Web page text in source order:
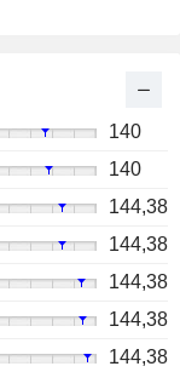
140
140
144,38
144,38
144,38
144,38
144,38